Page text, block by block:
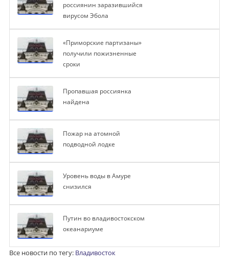
россиянин заразившийся
вирусом Эбола
«Приморские партизаны»
получили пожизненные
сроки
Пропавшая россиянка
найдена
Пожар на атомной
подводной лодке
Уровень воды в Амуре
снизился
Путин во владивостокском
океанариуме
Все новости по тегу: Владивосток